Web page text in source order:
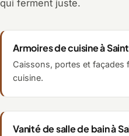
qui ferment juste.
Armoires de cuisine à
Caissons, portes et façades
cuisine.
Vanité de salle de bain à